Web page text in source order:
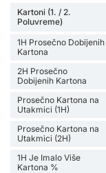
Kartoni (1. / 2.
Poluvreme)
1H Prosečno Dobijenih
Kartona
2H Prosečno
Dobijenih Kartona
Prosečno Kartona na
Utakmici (1H)
Prosečno Kartona na
Utakmici (2H)
1H Je Imalo Više
Kartona %